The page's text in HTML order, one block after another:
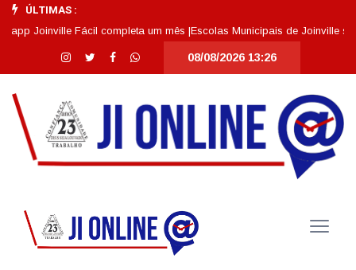
ÚLTIMAS :
Fácil completa um mês |Escolas Municipais de Joinville se
08/08/2026 13:26